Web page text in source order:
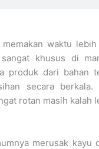
waktu
khusus di
produk dari bahan
secara
rotan masih kalah
merusak kayu